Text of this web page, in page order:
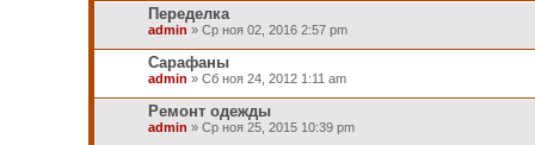
Переделка
admin » Ср ноя 02, 2016 2:57 pm
Сарафаны
admin » Сб ноя 24, 2012 1:11 am
Ремонт одежды
admin » Ср ноя 25, 2015 10:39 pm